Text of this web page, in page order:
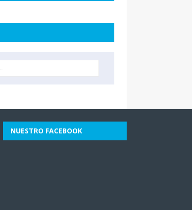
NUESTRO FACEBOOK